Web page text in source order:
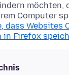
möchten,
Computer
dass Websites
in Firefox